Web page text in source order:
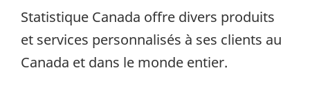
Statistique Canada offre divers produits
et services personnalisés à ses clients au
Canada et dans le monde entier.